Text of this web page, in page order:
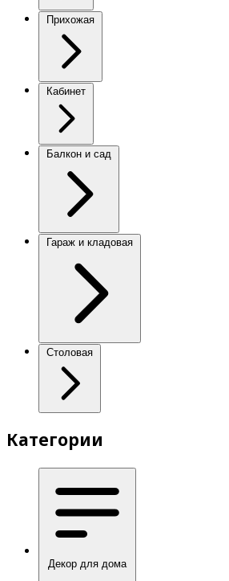
Прихожая
Кабинет
Балкон и сад
Гараж и кладовая
Столовая
Категории
Декор для дома